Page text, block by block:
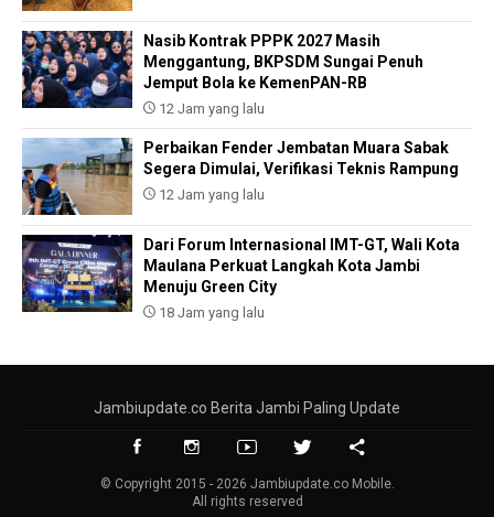
Nasib Kontrak PPPK 2027 Masih
Menggantung, BKPSDM Sungai Penuh
Jemput Bola ke KemenPAN-RB
12 Jam yang lalu
Perbaikan Fender Jembatan Muara Sabak
Segera Dimulai, Verifikasi Teknis Rampung
12 Jam yang lalu
Dari Forum Internasional IMT-GT, Wali Kota
Maulana Perkuat Langkah Kota Jambi
Menuju Green City
18 Jam yang lalu
Jambiupdate.co Berita Jambi Paling Update
© Copyright 2015 - 2026 Jambiupdate.co Mobile.
All rights reserved